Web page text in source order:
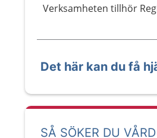
Verksamheten tillhör
Det här kan du få
SÅ SÖKER DU